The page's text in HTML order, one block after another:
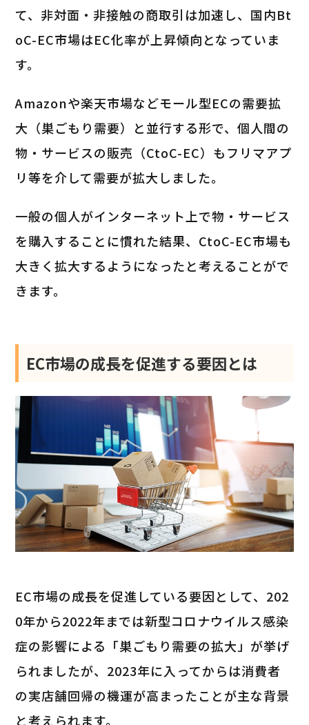
て、非対面・非接触の商取引は加速し、国内Bt
oC-EC市場はEC化率が上昇傾向となっていま
す。
Amazonや楽天市場などモール型ECの需要拡
大（巣ごもり需要）と並行する形で、個人間の
物・サービスの販売（CtoC-EC）もフリマアプ
リ等を介して需要が拡大しました。
一般の個人がインターネット上で物・サービス
を購入することに慣れた結果、CtoC-EC市場も
大きく拡大するようになったと考えることがで
きます。
EC市場の成長を促進する要因とは
EC市場の成長を促進している要因として、202
0年から2022年までは新型コロナウイルス感染
症の影響による「巣ごもり需要の拡大」が挙げ
られましたが、2023年に入ってからは消費者
の実店舗回帰の機運が高まったことが主な背景
と考えられます。